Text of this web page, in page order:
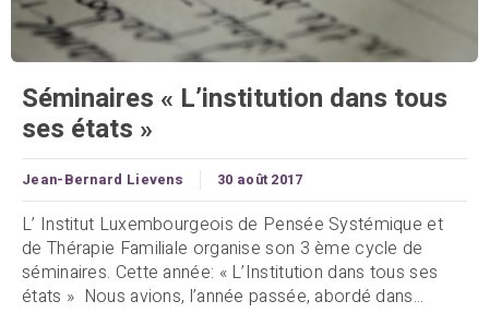
Séminaires « L’institution dans tous
ses états »
Jean-Bernard Lievens 30 août 2017
L’ Institut Luxembourgeois de Pensée Systémique et
de Thérapie Familiale organise son 3 ème cycle de
séminaires. Cette année: « L’Institution dans tous ses
états » Nous avions, l’année passée, abordé dans...